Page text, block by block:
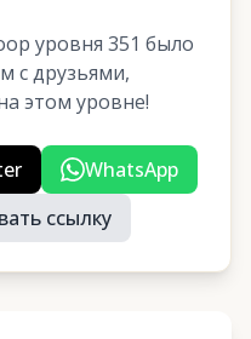
уровня 351 было
с друзьями,
этом уровне!
WhatsApp
ссылку